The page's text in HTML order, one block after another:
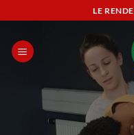
au
contenu
LE